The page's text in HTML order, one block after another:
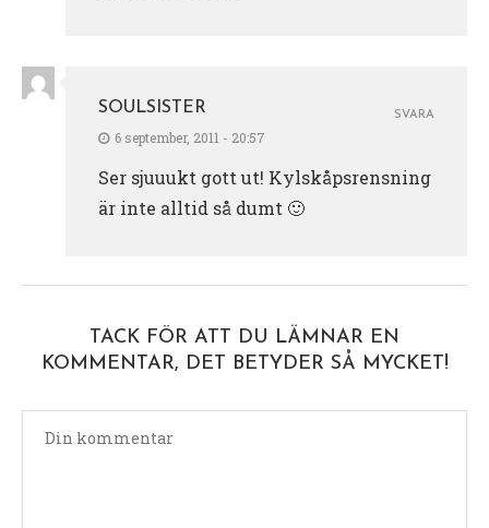
SOULSISTER
6 september, 2011 - 20:57
Ser sjuuukt gott ut! Kylskåpsrensning
är inte alltid så dumt 🙂
SVARA
TACK FÖR ATT DU LÄMNAR EN
KOMMENTAR, DET BETYDER SÅ MYCKET!